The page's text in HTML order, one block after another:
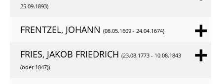
25.09.1893)
FRENTZEL, JOHANN (08.05.1609 - 24.04.1674)
FRIES, JAKOB FRIEDRICH (23.08.1773 - 10.08.1843
(oder 1847))